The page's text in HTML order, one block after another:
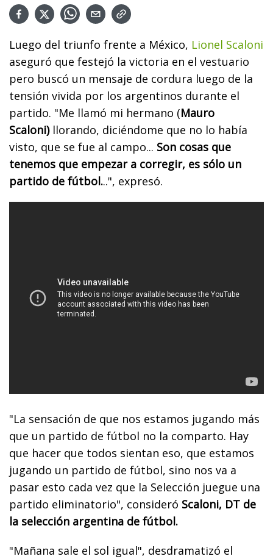
Luego del triunfo frente a México, Lionel Scaloni
aseguró que festejó la victoria en el vestuario
pero buscó un mensaje de cordura luego de la
tensión vivida por los argentinos durante el
partido. "Me llamó mi hermano (Mauro
Scaloni)llorando, diciéndome que no lo había
visto, que se fue al campo... Son cosas que
tenemos que empezar a corregir, es sólo un
partido de fútbol...", expresó.
"La sensación de que nos estamos jugando más
que un partido de fútbol no la comparto. Hay
que hacer que todos sientan eso, que estamos
jugando un partido de fútbol, sino nos va a
pasar esto cada vez que la Selección juegue una
partido eliminatorio", consideró Scaloni, DT de
la selección argentina de fútbol.
"Mañana sale el sol igual", desdramatizó el